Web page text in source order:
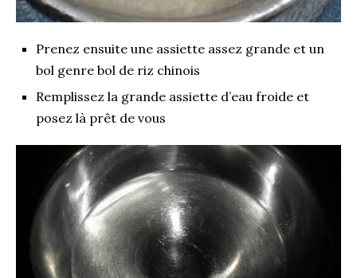
Prenez ensuite une assiette assez grande et un
bol genre bol de riz chinois
Remplissez la grande assiette d’eau froide et
posez là prêt de vous